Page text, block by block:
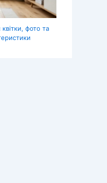
фото та